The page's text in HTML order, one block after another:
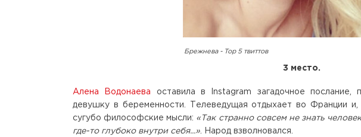
Брежнева - Top 5 твиттов
3 место.
Алена Водонаева
оставила в Instagram загадочное послание,
девушку в беременности. Телеведущая отдыхает во Франции и,
сугубо философские мысли: «Так странно совсем не знать
где-то глубоко внутри себя...» . Народ взволновался.